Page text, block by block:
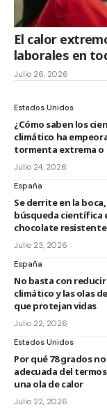
El calor
laborales en
Julio 26, 2026
Estados Unidos
¿Cómo saben los
climático ha
tormenta extrema
Julio 24, 2026
España
Se derrite en la
búsqueda científica
chocolate
Julio 23, 2026
España
No basta con
climático y las olas
que protejan vidas
Julio 22, 2026
Estados Unidos
Por qué 78 grados
adecuada del
una ola de calor
Julio 22, 2026